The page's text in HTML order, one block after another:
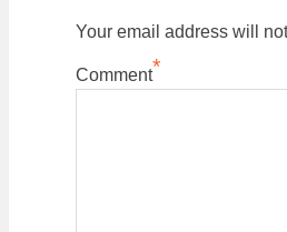
Your email address will
Comment*